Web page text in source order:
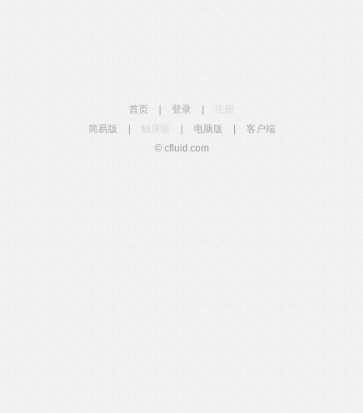
首页 登录
简易版
触屏版 电脑版
客户端
© cfluid.com